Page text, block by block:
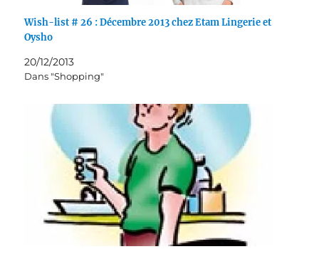
Wish-list # 26 : Décembre 2013 chez Etam Lingerie et
Oysho
20/12/2013
Dans "Shopping"